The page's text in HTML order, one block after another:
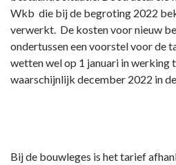
Wkb die bij de begroting 2022
verwerkt. De kosten voor nieuw
ondertussen een voorstel voor de
wetten wel op 1 januari in
waarschijnlijk december 2022 in de
Bij de bouwleges is het tarief